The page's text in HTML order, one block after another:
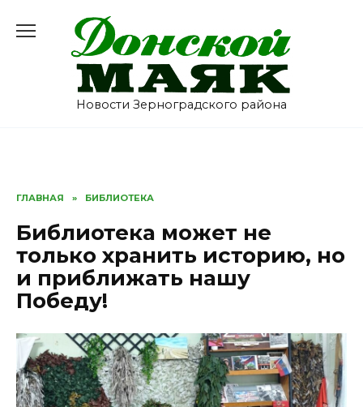
содержанию
Новости Зерноградского района
ГЛАВНАЯ » БИБЛИОТЕКА
Библиотека может не
только хранить историю, но
и приближать нашу
Победу!